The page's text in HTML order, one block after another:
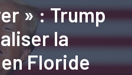
» : Trump
la
Floride